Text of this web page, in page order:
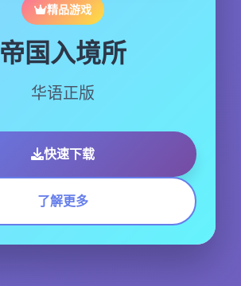
精品游戏
帝国入境所
华语正版
快速下载
了解更多